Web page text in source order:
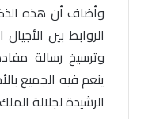
وأضاف أن هذه
الروابط بين
وترسيخ رسالة
ينعم فيه الجميع
الرشيدة لجلالة